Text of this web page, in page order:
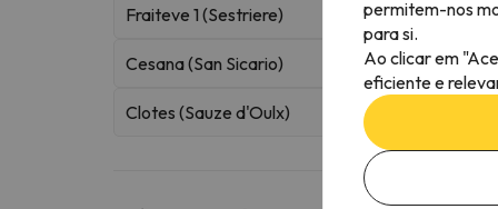
Fraiteve 1 (Sestriere)
Cesana (San Sicario)
Clotes (Sauze d'Oulx)
permitem-nos
para si.
Ao clicar em
eficiente e